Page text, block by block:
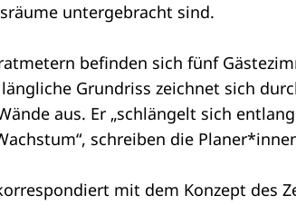
untergebracht sind.
befinden sich fünf
längliche Grundriss zeichnet sich
aus. Er „schlängelt sich
schreiben die
mit dem Konzept des